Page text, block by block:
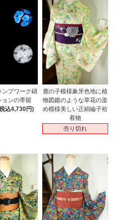
ンプワーク硝
ョンの帯留
込4,730円)
鹿の子模様象牙色地に植
物図鑑のような草花の染
め模様美しい正絹綸子袷
着物
売り切れ